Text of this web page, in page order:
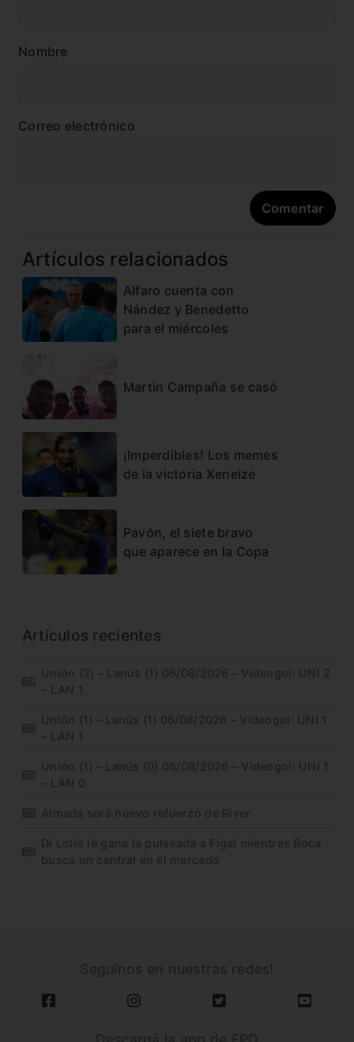
Nombre
Correo electrónico
Artículos relacionados
Alfaro cuenta con
Nández y Benedetto
para el miércoles
Martin Campaña se casó
¡Imperdibles! Los memes
de la victoria Xeneize
Pavón, el siete bravo
que aparece en la Copa
Artículos recientes
Unión (2) – Lanús (1) 06/08/2026 – Videogol: UNI 2
– LAN 1
Unión (1) – Lanús (1) 06/08/2026 – Videogol: UNI 1
– LAN 1
Unión (1) – Lanús (0) 06/08/2026 – Videogol: UNI 1
– LAN 0
Almada será nuevo refuerzo de River
Di Lollo le gana la pulseada a Figal mientras Boca
busca un central en el mercado